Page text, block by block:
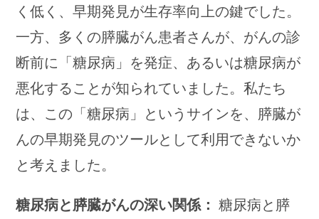
く低く、早期発見が生存率向上の鍵でした。
一方、多くの膵臓がん患者さんが、がんの診
断前に「糖尿病」を発症、あるいは糖尿病が
悪化することが知られていました。私たち
は、この「糖尿病」というサインを、膵臓が
んの早期発見のツールとして利用できないか
と考えました。
糖尿病と膵臓がんの深い関係： 糖尿病と膵